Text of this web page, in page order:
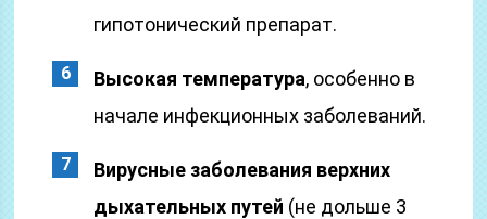
гипотонический препарат.
Высокая температура, особенно в
начале инфекционных заболеваний.
Вирусные заболевания верхних
дыхательных путей (не дольше 3